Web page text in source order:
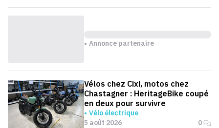
Annonce partenaire
Vélos chez Cixi, motos chez
Chastagner : HeritageBike coupé
en deux pour survivre
Vélo électrique
5 août 2026
0